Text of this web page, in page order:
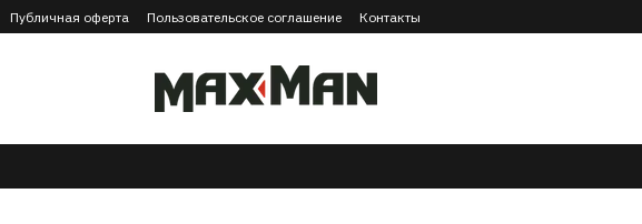
Публичная оферта Пользовательское соглашение Контакты